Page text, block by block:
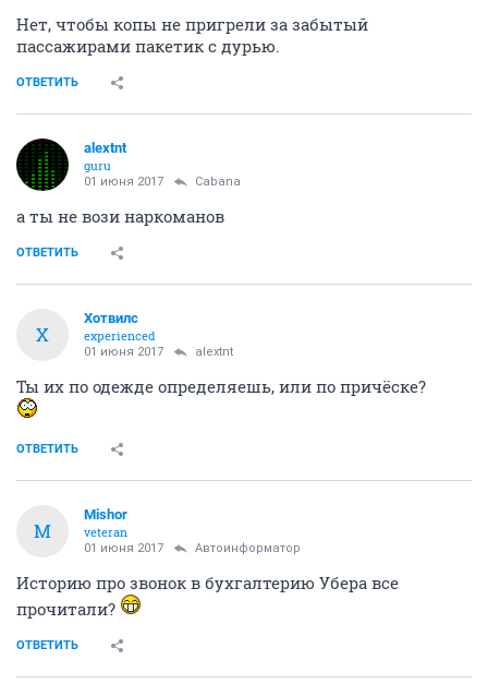
Нет, чтобы копы не пригрели за забытый
пассажирами пакетик с дурью.
ОТВЕТИТЬ
alextnt
guru
01 июня 2017 Cabana
а ты не вози наркоманов
ОТВЕТИТЬ
Х
Хотвилс
experienced
01 июня 2017 alextnt
Ты их по одежде определяешь, или по причёске?
ОТВЕТИТЬ
M
Mishor
veteran
01 июня 2017 Автоинформатор
Историю про звонок в бухгалтерию Убера все
прочитали?
ОТВЕТИТЬ